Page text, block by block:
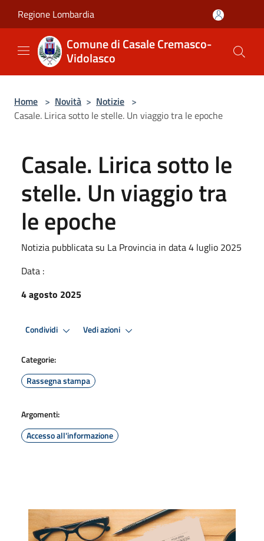
Regione Lombardia
Comune di Casale Cremasco-
Vidolasco
Home > Novità > Notizie >
Casale. Lirica sotto le stelle. Un viaggio tra le epoche
Casale. Lirica sotto le
stelle. Un viaggio tra
le epoche
Notizia pubblicata su La Provincia in data 4 luglio 2025
Data :
4 agosto 2025
Condividi Vedi azioni
Categorie:
Rassegna stampa
Argomenti:
Accesso all'informazione